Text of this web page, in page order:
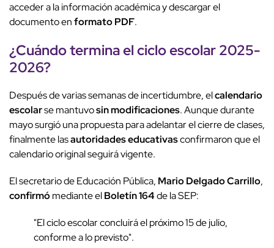
acceder a la información académica y descargar el
documento enformato PDF.
¿Cuándo termina elciclo escolar2025-
2026?
Después de varias semanas de incertidumbre, elcalendario
escolarse mantuvosin modificaciones. Aunque durante
mayo surgió una propuesta para adelantar el cierre de clases,
finalmente lasautoridades educativasconfirmaron que el
calendario original seguirá vigente.
El secretario de Educación Pública, Mario Delgado Carrillo,
confirmómediante elBoletín 164de la SEP:
"El ciclo escolar concluirá el próximo 15 de julio,
conforme a lo previsto".